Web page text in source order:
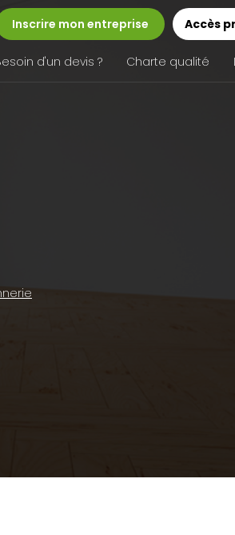
Inscrire mon entreprise Accès
d'un devis ? Charte qualité